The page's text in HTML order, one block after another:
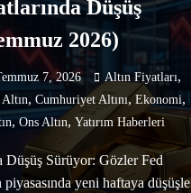
Düşüş
2026)
7, 2026 Altın Fiyatları,
, Cumhuriyet Altını, Ekonomi,
, Ons Altın, Yatırım Haberleri
Düşüş Sürüyor: Gözler Fed
piyasasında yeni haftaya düşüşle